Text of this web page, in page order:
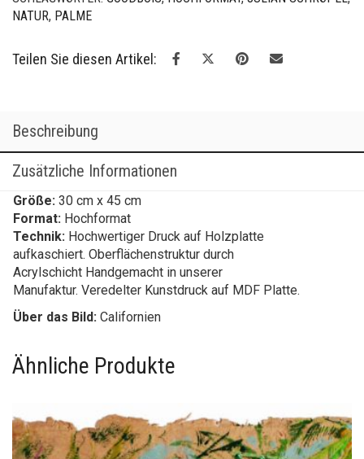
NATUR, PALME
Teilen Sie diesen Artikel:
Beschreibung
Zusätzliche Informationen
Größe: 30 cm x 45 cm
Format: Hochformat
Technik: Hochwertiger Druck auf Holzplatte
aufkaschiert. Oberflächenstruktur durch
Acrylschicht Handgemacht in unserer
Manufaktur. Veredelter Kunstdruck auf MDF Platte.
Über das Bild: Californien
Ähnliche Produkte